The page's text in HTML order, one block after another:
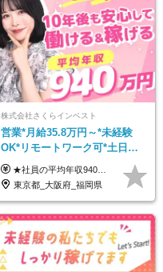
株式会社さくらインベスト
営業*月給35.8万円～*未経験
OK*リモートワーク可*土日祝
休み*年休123日以上*転職者全
員が収入UP
★社員の平均年収940万円（※2025年11月時点） ★転職者は全員収入アップを実現 ★入社半年で昇給した実績あり！ 【営業未経験】 月給35万8,000円～（固定残業代含む）＋インセンティブ ＋賞与年2回 【管理職候補】 月給40万円～100万円＋インセンティブ＋賞与年2回 ※固定残業代は、時間外労働の有無にかかわらず月25時間分（月5万8,000円～）を支給します。 ※上記を超える時間外労働分は、別途追加で支給します。 ＼月給額が高い理由について／ 当社が扱うのは、1件あたり100万円以上となる高単価な金融商品です。 そのため月給ベースも高く設定して社員に還元しています。 ＜試用期間中の給与＞※営業未経験の方 試用期間2カ月あり。 月給25万円＋営業手当5万円（資格取得後より日割り支給） ※残業代は別途全額支給します。 ※その他の待遇に差異はありません。 ★時短勤務も可能です ・7時間勤務：月給26万2,500円～＋インセンティブ＋賞与（年2回） ・6時間勤務：月給24万円～＋インセンティブ＋賞与（年2回） （時短勤務例）9:00-16:00、10:00-17:00など
東京都_大阪府_福岡県